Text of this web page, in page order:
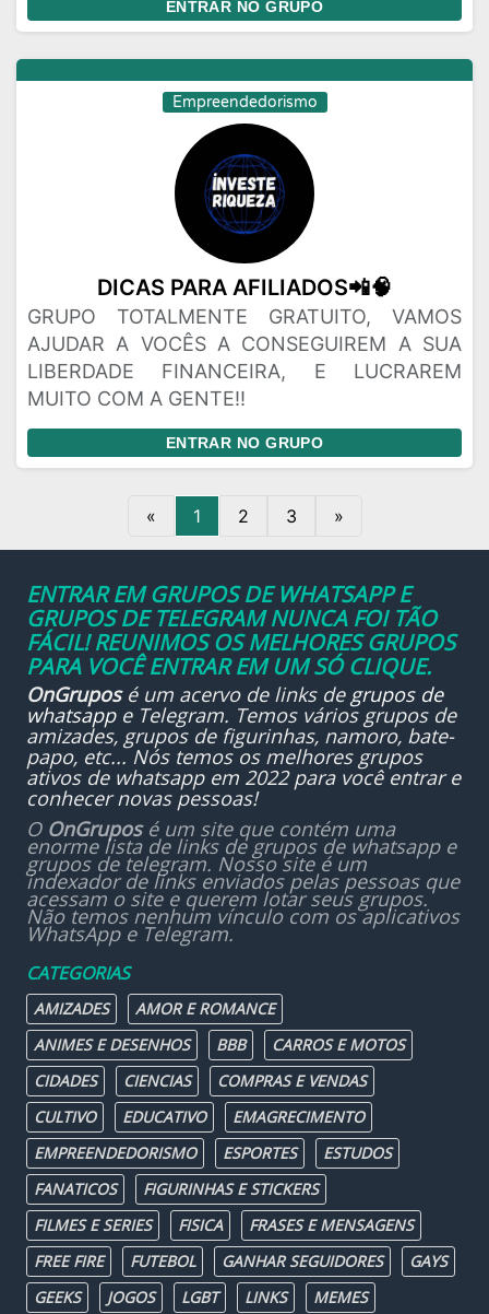
ENTRAR NO GRUPO
Empreendedorismo
DICAS PARA AFILIADOS📲🧠
GRUPO TOTALMENTE GRATUITO, VAMOS
AJUDAR A VOCÊS A CONSEGUIREM A SUA
LIBERDADE FINANCEIRA, E LUCRAREM
MUITO COM A GENTE!!
ENTRAR NO GRUPO
« 1 2 3 »
ENTRAR EM GRUPOS DE WHATSAPP E
GRUPOS DE TELEGRAM NUNCA FOI TÃO
FÁCIL! REUNIMOS OS MELHORES GRUPOS
PARA VOCÊ ENTRAR EM UM SÓ CLIQUE.
OnGruposé um acervo de links de grupos de
whatsappe Telegram. Temos vários grupos de
amizades, grupos de figurinhas, namoro, bate-
papo, etc... Nós temos os melhores grupos
ativos de whatsapp em 2022 para você entrar e
conhecer novas pessoas!
O OnGruposé um site que contém uma
enorme lista de links de grupos de whatsapp e
grupos de telegram. Nosso site é um
indexador de links enviados pelas pessoas que
acessam o site e querem lotar seus grupos.
Não temos nenhum vínculo com os aplicativos
WhatsApp e Telegram.
CATEGORIAS
AMIZADES
AMOR E ROMANCE
ANIMES E DESENHOS
BBB
CARROS E MOTOS
CIDADES
CIENCIAS
COMPRAS E VENDAS
CULTIVO
EDUCATIVO
EMAGRECIMENTO
EMPREENDEDORISMO
ESPORTES
ESTUDOS
FANATICOS
FIGURINHAS E STICKERS
FILMES E SERIES
FISICA
FRASES E MENSAGENS
FREE FIRE
FUTEBOL GANHAR SEGUIDORES
GAYS
GEEKS
JOGOS LGBT LINKS
MEMES